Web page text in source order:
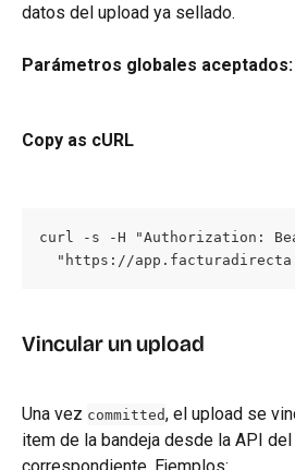
datos del upload ya sellado.
Parámetros globales aceptados:
Copy as cURL
curl -s -H "Authorization:
"https://
Vincular un upload
Una vez committed, el upload se
item de la bandeja desde la API